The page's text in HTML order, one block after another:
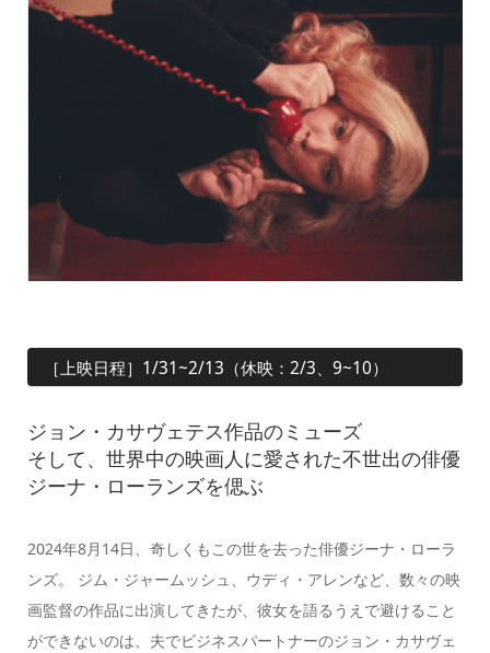
［上映日程］1/31~2/13（休映：2/3、9~10）
ジョン・カサヴェテス作品のミューズ
そして、世界中の映画人に愛された不世出の俳優
ジーナ・ローランズを偲ぶ
2024年8月14日、奇しくもこの世を去った俳優ジーナ・ローラ
ンズ。 ジム・ジャームッシュ、ウディ・アレンなど、数々の映
画監督の作品に出演してきたが、彼女を語るうえで避けること
ができないのは、夫でビジネスパートナーのジョン・カサヴェ